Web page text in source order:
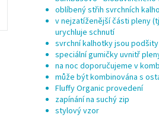
oblíbený střih svrchních
v nejzatíženější části pleny
urychluje schnutí
svrchní kalhotky jsou
speciální gumičky uvnitř
na noc doporučujeme v
může být kombinována s
Fluffy Organic provedení
zapínání na suchý zip
stylový vzor